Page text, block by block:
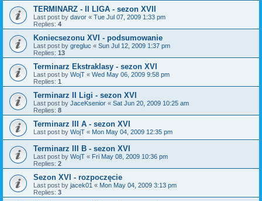
TERMINARZ - II LIGA - sezon XVII
Last post by davor « Tue Jul 07, 2009 1:33 pm
Replies: 4
Koniecsezonu XVI - podsumowanie
Last post by gregluc « Sun Jul 12, 2009 1:37 pm
Replies: 13
Terminarz Ekstraklasy - sezon XVI
Last post by WojT « Wed May 06, 2009 9:58 pm
Replies: 1
Terminarz II Ligi - sezon XVI
Last post by JaceKsenior « Sat Jun 20, 2009 10:25 am
Replies: 8
Terminarz III A - sezon XVI
Last post by WojT « Mon May 04, 2009 12:35 pm
Terminarz III B - sezon XVI
Last post by WojT « Fri May 08, 2009 10:36 pm
Replies: 2
Sezon XVI - rozpoczęcie
Last post by jacek01 « Mon May 04, 2009 3:13 pm
Replies: 3